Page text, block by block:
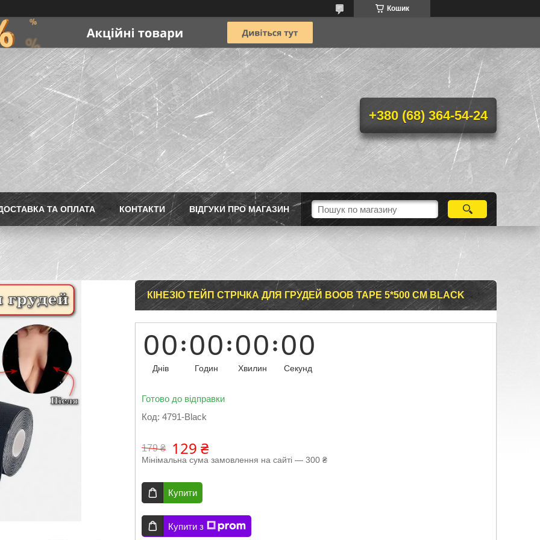
Кошик
+380 (68) 364-54-24
ТА ОПЛАТА КОНТАКТИ ВІДГУКИ ПРО МАГАЗИН
КІНЕЗІО ТЕЙП СТРІЧКА ДЛЯ ГРУДЕЙ BOOB TAPE 5*500 СМ BLACK
00
Днів
00
Годин
00
Хвилин
00
Секунд
Готово до відправки
Код: 4791-Black
179 ₴ 129 ₴
Мінімальна сума замовлення на сайті — 300 ₴
Купити
Купити з